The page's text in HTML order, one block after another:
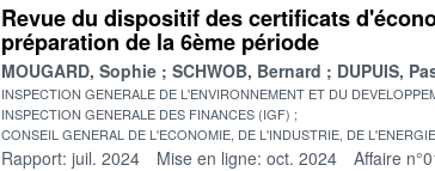
Revue du dispositif des certificats
préparation de la 6ème période
MOUGARD, Sophie SCHWOB, Bernard DUPUIS,
INSPECTION GENERALE DE L'ENVIRONNEMENT ET DU
INSPECTION GENERALE DES FINANCES (IGF)
CONSEIL GENERAL DE L'ECONOMIE, DE L'INDUSTRIE, DE
Rapport: juil. 2024 Mise en ligne: oct. 2024 Affaire